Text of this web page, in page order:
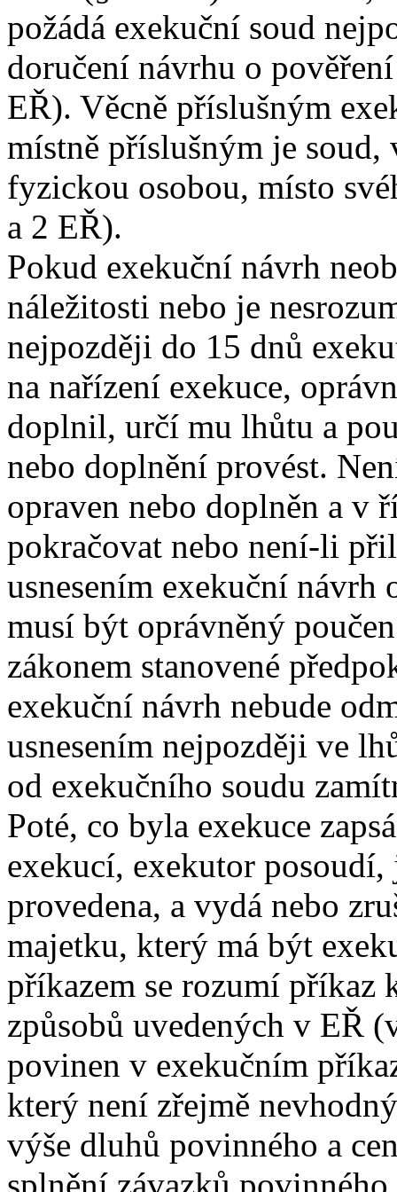
požádá exekuční soud
doručení návrhu o
EŘ). Věcně příslušným
místně příslušným je
fyzickou osobou, místo
a 2 EŘ).
Pokud exekuční návrh
náležitosti nebo je
nejpozději do 15 dnů
na nařízení exekuce,
doplnil, určí mu lhůtu a
nebo doplnění provést.
opraven nebo doplněn a v
pokračovat nebo není-li
usnesením exekuční návrh
musí být oprávněný
zákonem stanovené
exekuční návrh nebude
usnesením nejpozději ve
od exekučního soudu
Poté, co byla exekuce
exekucí, exekutor posoudí,
provedena, a vydá nebo
majetku, který má být
příkazem se rozumí příkaz
způsobů uvedených v EŘ
povinen v exekučním
který není zřejmě
výše dluhů povinného a